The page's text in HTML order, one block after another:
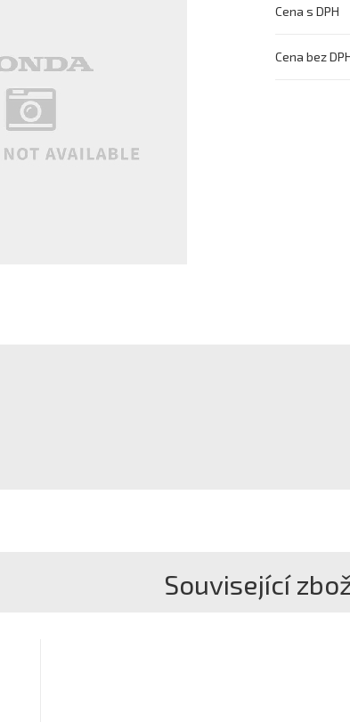
Cena s DPH
Cena bez
Související